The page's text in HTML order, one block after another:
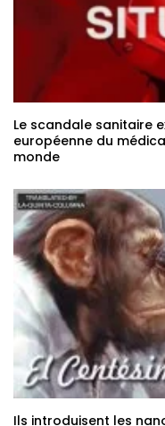
Le scandale sanitaire
européenne du
monde
Ils introduisent les